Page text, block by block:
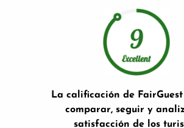
La calificación de
comparar, seguir y
satisfacción de los